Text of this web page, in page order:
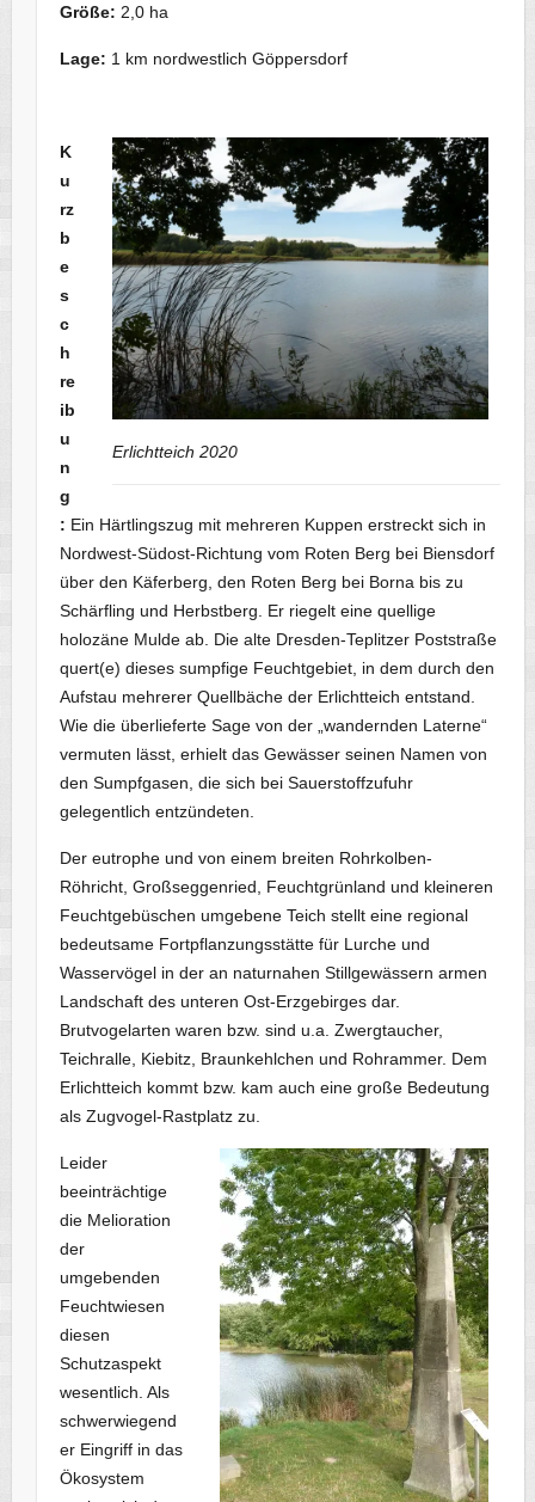
Größe: 2,0 ha
Lage: 1 km nordwestlich Göppersdorf
Erlichtteich 2020
K
u
rz
b
e
s
c
h
re
ib
u
n
g
: Ein Härtlingszug mit mehreren Kuppen erstreckt sich in
Nordwest-Südost-Richtung vom Roten Berg bei Biensdorf
über den Käferberg, den Roten Berg bei Borna bis zu
Schärfling und Herbstberg. Er riegelt eine quellige
holozäne Mulde ab. Die alte Dresden-Teplitzer Poststraße
quert(e) dieses sumpfige Feuchtgebiet, in dem durch den
Aufstau mehrerer Quellbäche der Erlichtteich entstand.
Wie die überlieferte Sage von der „wandernden Laterne“
vermuten lässt, erhielt das Gewässer seinen Namen von
den Sumpfgasen, die sich bei Sauerstoffzufuhr
gelegentlich entzündeten.
Der eutrophe und von einem breiten Rohrkolben-
Röhricht, Großseggenried, Feuchtgrünland und kleineren
Feuchtgebüschen umgebene Teich stellt eine regional
bedeutsame Fortpflanzungsstätte für Lurche und
Wasservögel in der an naturnahen Stillgewässern armen
Landschaft des unteren Ost-Erzgebirges dar.
Brutvogelarten waren bzw. sind u.a. Zwergtaucher,
Teichralle, Kiebitz, Braunkehlchen und Rohrammer. Dem
Erlichtteich kommt bzw. kam auch eine große Bedeutung
als Zugvogel-Rastplatz zu.
Leider
beeinträchtige
die Melioration
der
umgebenden
Feuchtwiesen
diesen
Schutzaspekt
wesentlich. Als
schwerwiegend
er Eingriff in das
Ökosystem